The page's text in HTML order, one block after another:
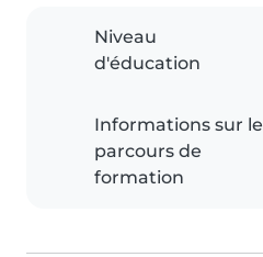
Niveau
d'éducation
Informations sur le
parcours de
formation